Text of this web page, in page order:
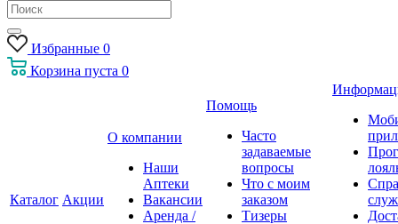
Избранные 0
Корзина пуста 0
Каталог Акции
О компании
Наши
Аптеки
Вакансии
Аренда /
Помощь
Часто
задаваемые
вопросы
Что с моим
заказом
Тизеры